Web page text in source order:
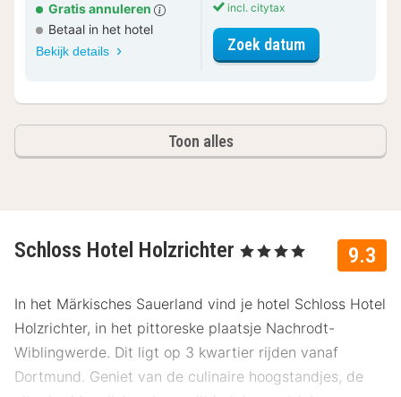
Gratis annuleren
Betaal in het hotel
Bekijk details
incl. citytax
Zoek datumvoor Comfort
Toon alles
9.3
Schloss Hotel Holzrichter , 4 Sterren
In het Märkisches Sauerland vind je hotel Schloss Hotel
Holzrichter, in het pittoreske plaatsje Nachrodt-
Wiblingwerde. Dit ligt op 3 kwartier rijden vanaf
Dortmund. Geniet van de culinaire hoogstandjes, de